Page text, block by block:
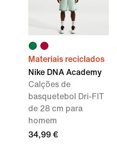
Materiais reciclados
Nike DNA Academy
Calções de
basquetebol Dri-FIT
de 28 cm para
homem
34,99 €